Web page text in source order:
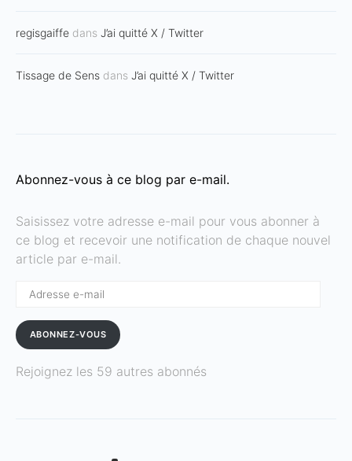
regisgaiffe dans J’ai quitté X / Twitter
Tissage de Sens dans J’ai quitté X / Twitter
Abonnez-vous à ce blog par e-mail.
Saisissez votre adresse e-mail pour vous abonner à
ce blog et recevoir une notification de chaque nouvel
article par e-mail.
ABONNEZ-VOUS
Rejoignez les 59 autres abonnés